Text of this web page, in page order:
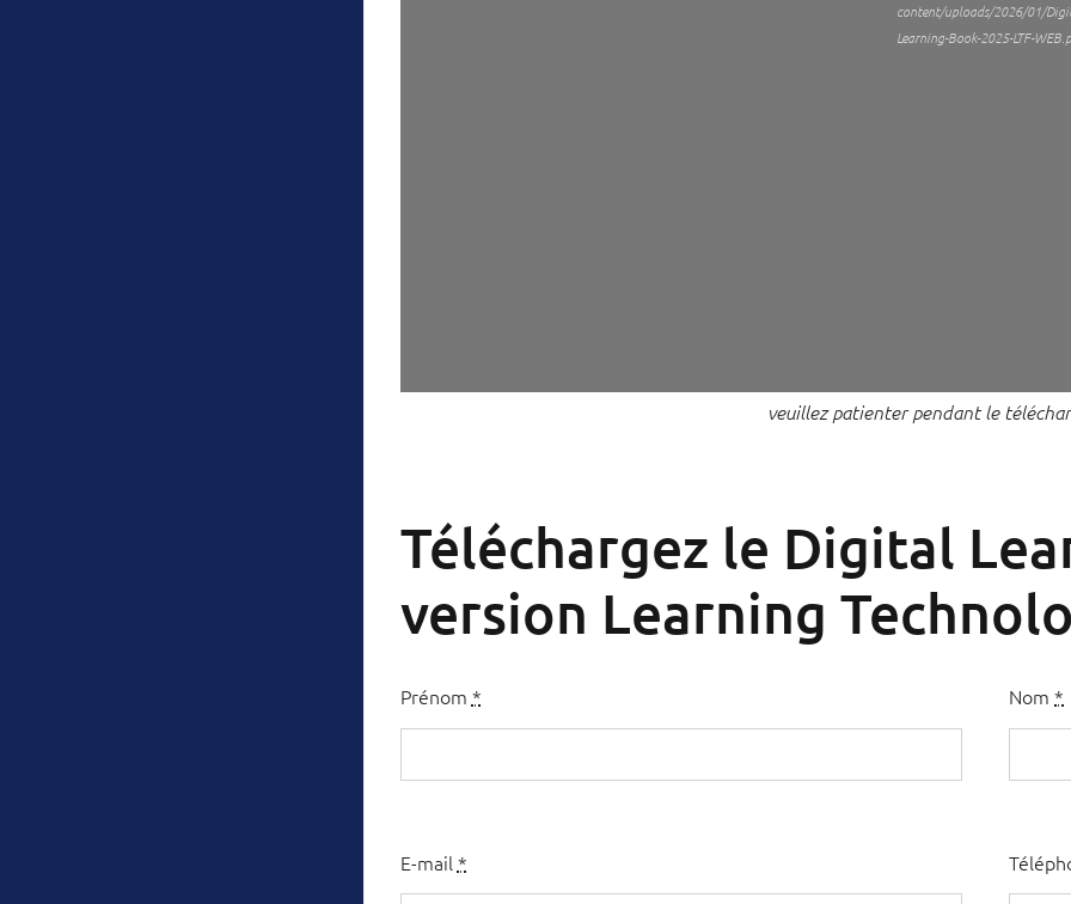
content/uploads/2026/01/
Learning-Book-2025-LTF-
veuillez patienter pendant le
Téléchargez le Digital
version Learning
Prénom * Nom*
E-mail *